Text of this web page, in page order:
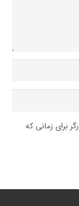
برای زمانی که